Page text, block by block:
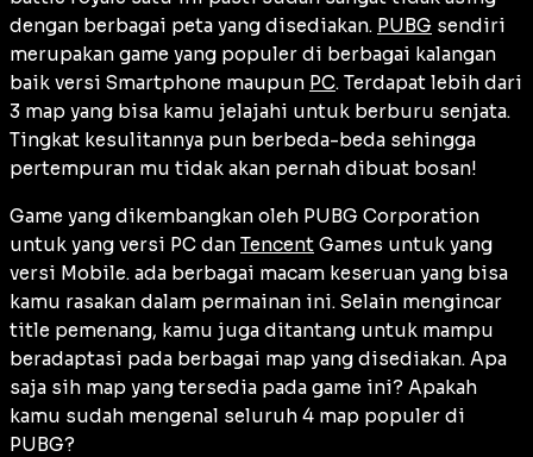
dengan berbagai peta yang disediakan. PUBG sendiri
merupakan game yang populer di berbagai kalangan
baik versi Smartphone maupun PC. Terdapat lebih dari
3 map yang bisa kamu jelajahi untuk berburu senjata.
Tingkat kesulitannya pun berbeda-beda sehingga
pertempuran mu tidak akan pernah dibuat bosan!
Game yang dikembangkan oleh PUBG Corporation
untuk yang versi PC dan Tencent Games untuk yang
versi Mobile. ada berbagai macam keseruan yang bisa
kamu rasakan dalam permainan ini. Selain mengincar
title pemenang, kamu juga ditantang untuk mampu
beradaptasi pada berbagai map yang disediakan. Apa
saja sih map yang tersedia pada game ini? Apakah
kamu sudah mengenal seluruh 4 map populer di
PUBG?